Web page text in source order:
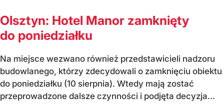
Olsztyn: Hotel Manor zamknięty
do poniedziałku
Na miejsce wezwano również przedstawicieli nadzoru
budowlanego, którzy zdecydowali o zamknięciu obiektu
do poniedziałku (10 sierpnia). Wtedy mają zostać
przeprowadzone dalsze czynności i podjęta decyzja...